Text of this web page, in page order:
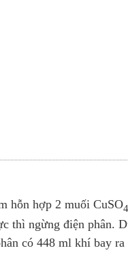
hỗn hợp 2 muối CuSO4
thì ngừng điện phân.
có 448 ml khí bay